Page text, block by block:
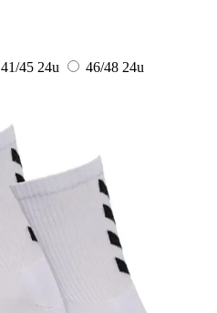
41/45 24u 46/48 24u